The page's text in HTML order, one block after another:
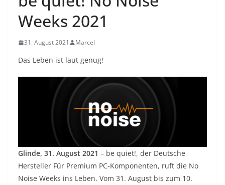
Weeks 2021
31. August 2021 Marcel
Das Leben ist laut genug!
Glinde, 31. August 2021 – be quiet!, der Deutsche
Hersteller Für Premium PC-Komponenten, ruft die No
Noise Weeks ins Leben. Vom 31. August bis zum 10.